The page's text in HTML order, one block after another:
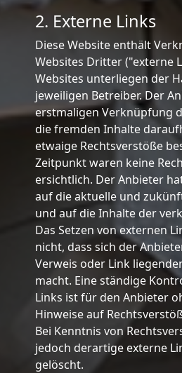
2. Externe Links
Diese Website enthält
Websites Dritter ("externe
Websites unterliegen der
jeweiligen Betreiber. Der
erstmaligen Verknüpfung
die fremden Inhalte
etwaige Rechtsverstöße
Zeitpunkt waren keine
ersichtlich. Der Anbieter
auf die aktuelle und
und auf die Inhalte der
Das Setzen von externen
nicht, dass sich der
Verweis oder Link
macht. Eine ständige
Links ist für den Anbieter
Hinweise auf
Bei Kenntnis von
jedoch derartige externe
gelöscht.